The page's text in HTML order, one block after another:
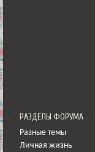
РАЗДЕЛЫ ФОРУМА
Разные темы
Личная жизнь